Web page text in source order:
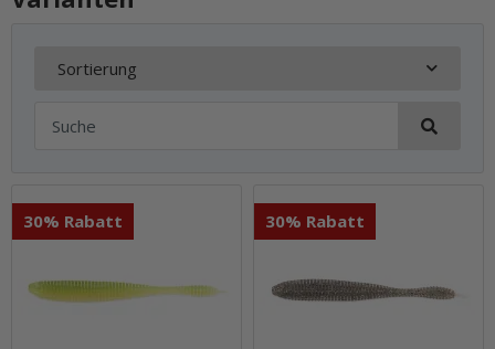
Sortierung
30% Rabatt 30% Rabatt